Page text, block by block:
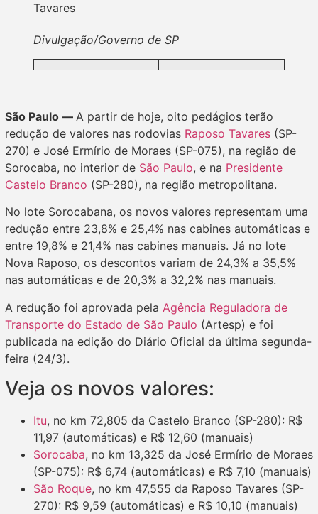
Divulgação/Governo de SP
São Paulo — A partir de hoje, oito pedágios terão
redução de valores nas rodovias Raposo Tavares (SP-
270) e José Ermírio de Moraes (SP-075), na região de
Sorocaba, no interior de São Paulo, e na Presidente
Castelo Branco (SP-280), na região metropolitana.
No lote Sorocabana, os novos valores representam uma
redução entre 23,8% e 25,4% nas cabines automáticas e
entre 19,8% e 21,4% nas cabines manuais. Já no lote
Nova Raposo, os descontos variam de 24,3% a 35,5%
nas automáticas e de 20,3% a 32,2% nas manuais.
A redução foi aprovada pela Agência Reguladora de
Transporte do Estado de São Paulo (Artesp) e foi
publicada na edição do Diário Oficial da última segunda-
feira (24/3).
Veja os novos valores:
Itu, no km 72,805 da Castelo Branco (SP-280): R$
11,97 (automáticas) e R$ 12,60 (manuais)
Sorocaba, no km 13,325 da José Ermírio de Moraes
(SP-075): R$ 6,74 (automáticas) e R$ 7,10 (manuais)
São Roque, no km 47,555 da Raposo Tavares (SP-
270): R$ 9,59 (automáticas) e R$ 10,10 (manuais)